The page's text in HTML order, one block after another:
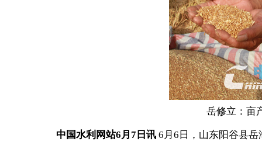
岳修立：亩
中国水利网站6月7日讯 6月6日，山东阳谷县